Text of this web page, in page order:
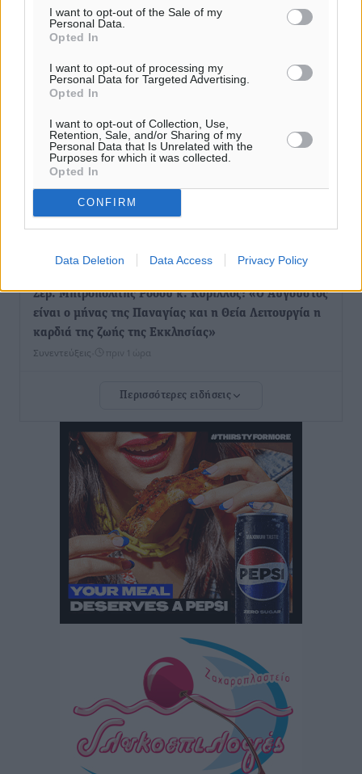
I want to opt-out of the Sale of my
Personal Data.
Opted In
I want to opt-out of processing my
Personal Data for Targeted Advertising.
Opted In
I want to opt-out of Collection, Use,
Retention, Sale, and/or Sharing of my
Personal Data that Is Unrelated with the
Purposes for which it was collected.
Opted In
CONFIRM
Data Deletion Data Access Privacy Policy
Γιάννης Βασιλάκης: «Η Πρωτοβάθμια Φροντίδα
Υγείας πρέπει να φτάνει σε κάθε γωνιά – Ενισχύουμε
τις δομές, δεν τις αποδυναμώνουμε»
Συνεντεύξεις• πριν 1 ώρα
Ιδρυμα Ωνάση: Το όραμα πίσω από τα δύο νέα
σχολεία της Ρόδου
Συνεντεύξεις•
αξιόπιστη εναλλακτική κυβερνητική πρόταση»
Σεβ. Μητροπολίτης Ρόδου κ. Κύριλλος: «Ο Αύγουστος
είναι ο μήνας της Παναγίας και η Θεία Λειτουργία η
καρδιά της ζωής της Εκκλησίας»
Συνεντεύξεις πριν 1 ώρα
Πρέσβης της Βραζιλίας: «Η Ελλάδα και η Βραζιλία
μπορεί να διαδραματίσει σημαντικό ρόλο»
Συνεντεύξεις• πριν 1 ώρα
Τσαμπίκα Διαμαντή: Η Ρόδος δεν μπορεί να σχεδιάζει
το μέλλον της μέσα στην αβεβαιότητα
Συνεντεύξεις• πριν 1 ώρα
Η υπογεννητικότητα βάζει λουκέτο σε 11 σχολεία
Πρωτοβάθμιας στα Δωδεκάνησα
Ρεπορτάζ• πριν 1 ώρα
Κ. Σπανός: Παρά την αυξημένη τουριστική κίνηση, η
αγορά της Ρόδου κινείται κάτω από τις προσδοκίες
Ρεπορτάζ• πριν 1 ώρα
Ο λαγοκέφαλος βρήκε επιτέλους τιμή, μένει να βρεθεί
και σχέδιο
Περισσότερες ειδήσεις